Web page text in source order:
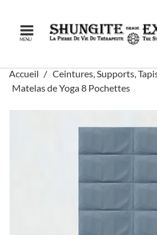
MENU
Accueil
Ceintures, Supports,
Matelas de Yoga 8 Pochettes